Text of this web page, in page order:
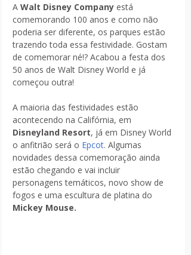
A Walt Disney Company está
comemorando 100 anos e como não
poderia ser diferente, os parques estão
trazendo toda essa festividade. Gostam
de comemorar né!? Acabou a festa dos
50 anos de Walt Disney World e já
começou outra!
A maioria das festividades estão
acontecendo na Califórnia, em
Disneyland Resort, já em Disney World
o anfitrião será o Epcot. Algumas
novidades dessa comemoração ainda
estão chegando e vai incluir
personagens temáticos, novo show de
fogos e uma escultura de platina do
Mickey Mouse.